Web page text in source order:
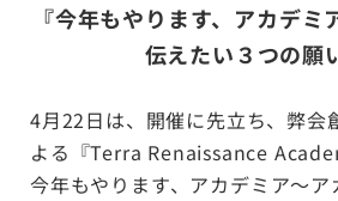
『今年もやります、アカデミ
伝えたい３つの願
4月22日は、開催に先立ち、弊会
よる『Terra Renaissance
今年もやります、アカデミア〜